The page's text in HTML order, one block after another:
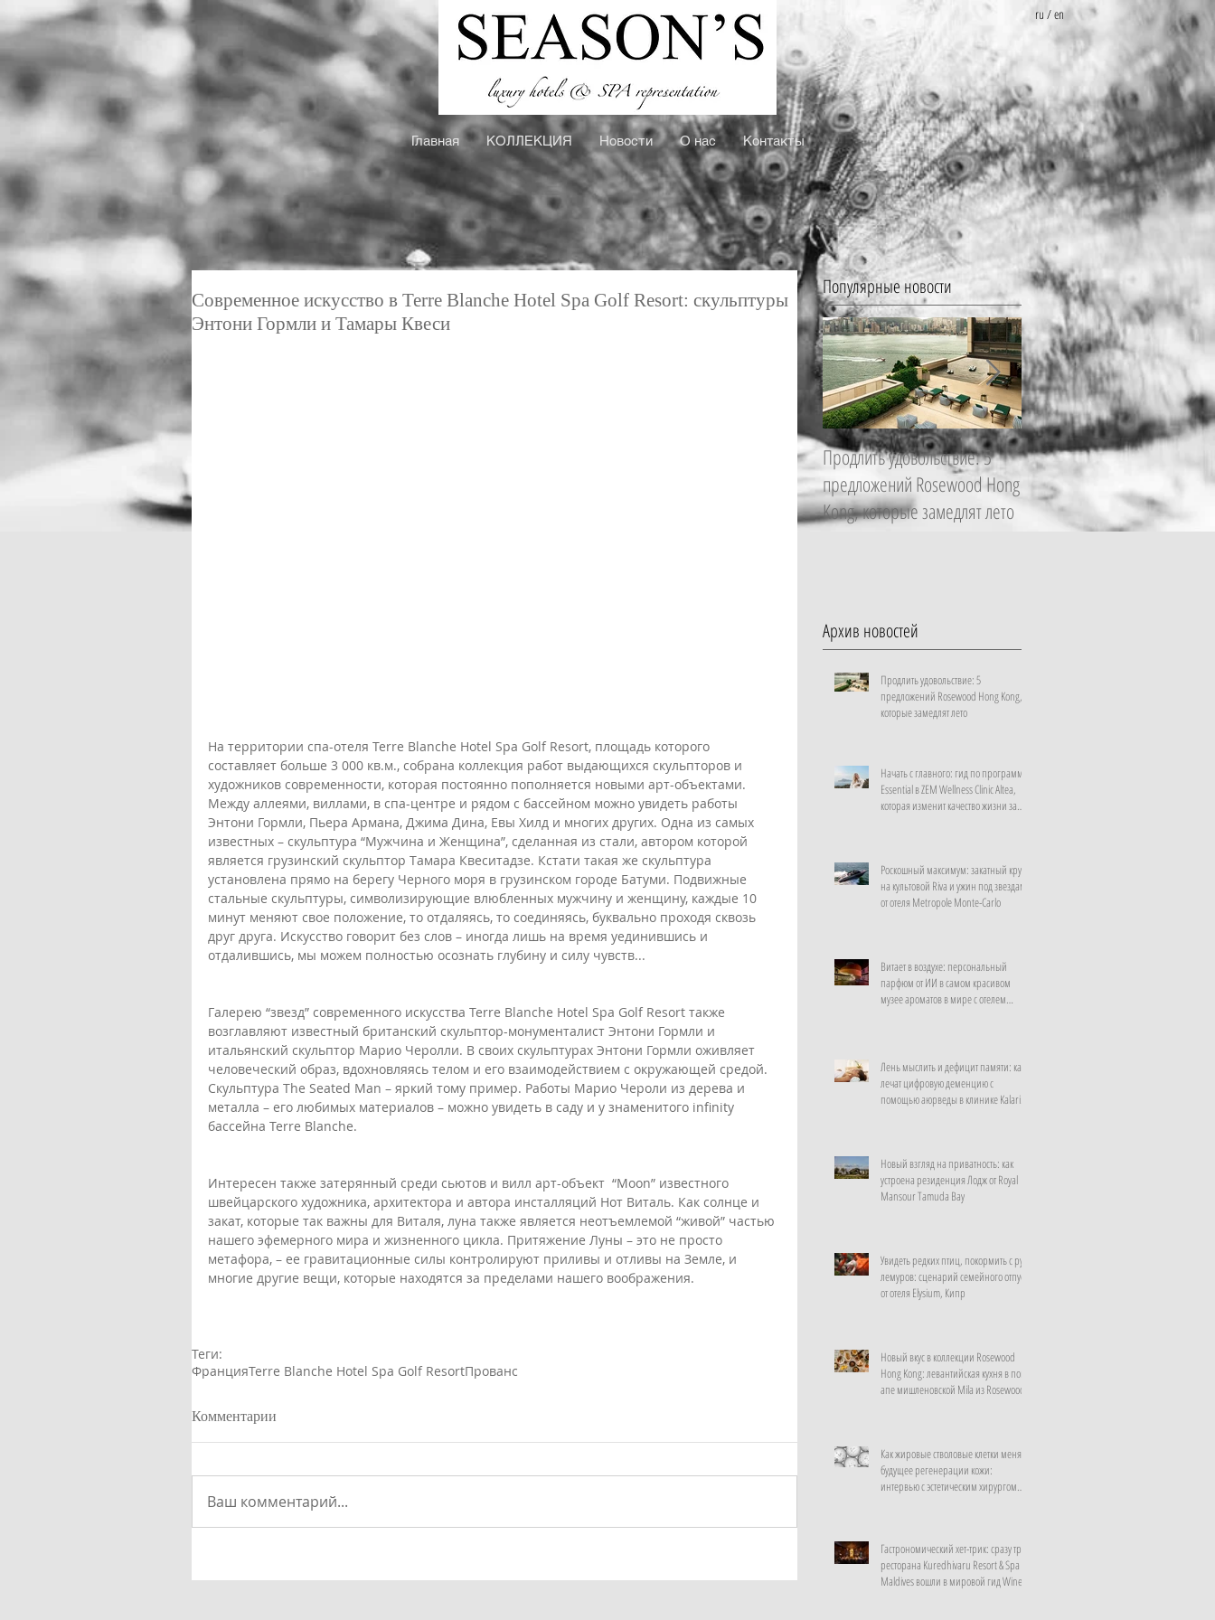
Главная КOЛЛЕКЦИЯ Новости О нас Контакты
ru /en
Современное искусство в Terre Blanche Hotel Spa Golf Resort: скульптуры
Энтони Гормли и Тамары Квеси
На территории спа-отеля Terre Blanche Hotel Spa Golf Resort, площадь которого
составляет больше 3 000 кв.м., собрана коллекция работ выдающихся скульпторов и
художников современности, которая постоянно пополняется новыми арт-объектами.
Между аллеями, виллами, в спа-центре и рядом с бассейном можно увидеть работы
Энтони Гормли, Пьера Армана, Джима Дина, Евы Хилд и многих других. Одна из самых
известных – скульптура “Мужчина и Женщина”, сделанная из стали, автором которой
является грузинский скульптор Тамара Квеситадзе. Кстати такая же скульптура
установлена прямо на берегу Черного моря в грузинском городе Батуми. Подвижные
стальные скульптуры, символизирующие влюбленных мужчину и женщину, каждые 10
минут меняют свое положение, то отдаляясь, то соединяясь, буквально проходя сквозь
друг друга. Искусство говорит без слов – иногда лишь на время уединившись и
отдалившись, мы можем полностью осознать глубину и силу чувств...
Галерею “звезд” современного искусства Terre Blanche Hotel Spa Golf Resort также
возглавляют известный британский скульптор-монументалист Энтони Гормли и
итальянский скульптор Марио Черолли. В своих скульптурах Энтони Гормли оживляет
человеческий образ, вдохновляясь телом и его взаимодействием с окружающей средой.
Скульптура The Seated Man – яркий тому пример. Работы Марио Чероли из дерева и
металла – его любимых материалов – можно увидеть в саду и у знаменитого infinity
бассейна Terre Blanche.
Интересен также затерянный среди сьютов и вилл арт-объект  “Moon” известного
швейцарского художника, архитектора и автора инсталляций Нот Виталь. Как солнце и
закат, которые так важны для Виталя, луна также является неотъемлемой “живой” частью
нашего эфемерного мира и жизненного цикла. Притяжение Луны – это не просто
метафора, – ее гравитационные силы контролируют приливы и отливы на Земле, и
многие другие вещи, которые находятся за пределами нашего воображения.
Теги:
ФранцияTerre Blanche Hotel Spa Golf ResortПрованс
Комментарии
Ваш комментарий...
Популярные новости
Продлить удовольствие: 5
предложений Rosewood Hong
Kong, которые замедлят лето
Начать с главного: гид по
программе Essential в ZEM
Wellness Clinic Altea, которая
изменит качество жизни за
Архив новостей
Продлить удовольствие: 5
предложений Rosewood Hong Kong,
которые замедлят лето
Начать с главного: гид по программе
Essential в ZEM Wellness Clinic Altea,
которая изменит качество жизни за
Роскошный максимум: закатный круиз
на культовой Riva и ужин под звездами
от отеля Metropole Monte-Carlo
Витает в воздухе: персональный
парфюм от ИИ в самом красивом
музее ароматов в мире с отелем
Лень мыслить и дефицит памяти: как
лечат цифровую деменцию с
помощью аюрведы в клинике Kalari
Новый взгляд на приватность: как
устроена резиденция Лодж от Royal
Mansour Tamuda Bay
Увидеть редких птиц, покормить с рук
лемуров: сценарий семейного отпуска
от отеля Elysium, Кипр
Новый вкус в коллекции Rosewood
Hong Kong: левантийская кухня в поп-
апе мишленовской Mila из Rosewood
Как жировые стволовые клетки меняют
будущее регенерации кожи:
интервью с эстетическим хирургом
Гастрономический хет-трик: сразу три
ресторана Kuredhivaru Resort & Spa
Maldives вошли в мировой гид Wine